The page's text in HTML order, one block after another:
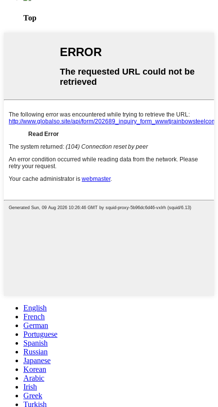
Top
English
French
German
Portuguese
Spanish
Russian
Japanese
Korean
Arabic
Irish
Greek
Turkish